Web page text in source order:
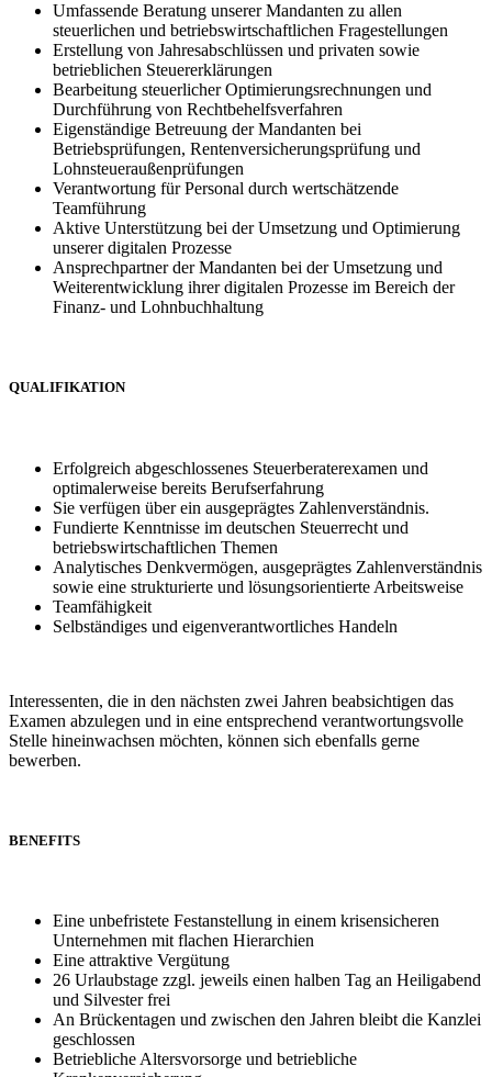
Umfassende Beratung unserer Mandanten zu allen
steuerlichen und betriebswirtschaftlichen Fragestellungen
Erstellung von Jahresabschlüssen und privaten sowie
betrieblichen Steuererklärungen
Bearbeitung steuerlicher Optimierungsrechnungen und
Durchführung von Rechtbehelfsverfahren
Eigenständige Betreuung der Mandanten bei
Betriebsprüfungen, Rentenversicherungsprüfung und
Lohnsteueraußenprüfungen
Verantwortung für Personal durch wertschätzende
Teamführung
Aktive Unterstützung bei der Umsetzung und Optimierung
unserer digitalen Prozesse
Ansprechpartner der Mandanten bei der Umsetzung und
Weiterentwicklung ihrer digitalen Prozesse im Bereich der
Finanz- und Lohnbuchhaltung
QUALIFIKATION
Erfolgreich abgeschlossenes Steuerberaterexamen und
optimalerweise bereits Berufserfahrung
Sie verfügen über ein ausgeprägtes Zahlenverständnis.
Fundierte Kenntnisse im deutschen Steuerrecht und
betriebswirtschaftlichen Themen
Analytisches Denkvermögen, ausgeprägtes Zahlenverständnis
sowie eine strukturierte und lösungsorientierte Arbeitsweise
Teamfähigkeit
Selbständiges und eigenverantwortliches Handeln
Interessenten, die in den nächsten zwei Jahren beabsichtigen das
Examen abzulegen und in eine entsprechend verantwortungsvolle
Stelle hineinwachsen möchten, können sich ebenfalls gerne
bewerben.
BENEFITS
Eine unbefristete Festanstellung in einem krisensicheren
Unternehmen mit flachen Hierarchien
Eine attraktive Vergütung
26 Urlaubstage zzgl. jeweils einen halben Tag an Heiligabend
und Silvester frei
An Brückentagen und zwischen den Jahren bleibt die Kanzlei
geschlossen
Betriebliche Altersvorsorge und betriebliche